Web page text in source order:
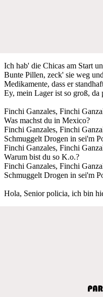
Ich hab' die Chicas am Start
Bunte Pillen, zeck' sie weg
Medikamente, dass er
Ey, mein Lager ist so groß, da
Finchi Ganzales, Finchi
Was machst du in Mexico?
Finchi Ganzales, Finchi
Schmuggelt Drogen in sei'm
Finchi Ganzales, Finchi
Warum bist du so K.o.?
Finchi Ganzales, Finchi
Schmuggelt Drogen in sei'm
Hola, Senior policia, ich bin